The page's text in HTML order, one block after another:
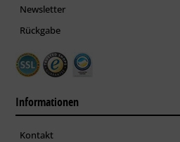
Newsletter
Rückgabe
Informationen
Kontakt